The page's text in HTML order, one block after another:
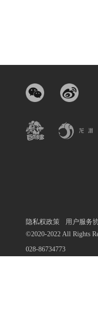
隐私权政策
用户服务
©2020-2022 All Rights
028-86734773